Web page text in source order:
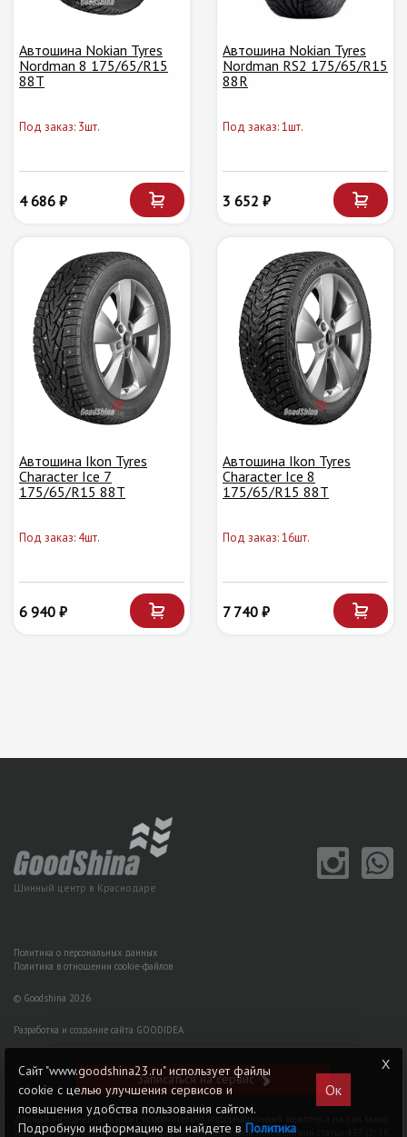
Автошина Nokian Tyres
Nordman 8 175/65/R15
88T
Под заказ: 3шт.
4 686 ₽
Автошина Nokian Tyres
Nordman RS2 175/65/R15
88R
Под заказ: 1шт.
3 652 ₽
Автошина Ikon Tyres
Character Ice 7
175/65/R15 88T
Под заказ: 4шт.
6 940 ₽
Автошина Ikon Tyres
Character Ice 8
175/65/R15 88T
Под заказ: 16шт.
7 740 ₽
Шинный центр в Краснодаре
Политика о персональных данных
Политика в отношении cookie-файлов
© Goodshina 2026
Разработка и создание сайта GOODIDEA
Записаться на сервис
Данный интернет-сайт носит исключительно информационный характер и ни при каких
условиях не является публичной офертой, определяемой положениями статьи 437 (2) ГK
Сайт "www.goodshina23.ru" использует файлы
cookie с целью улучшения сервисов и
повышения удобства пользования сайтом.
Подробную информацию вы найдете вПолитика
Ок